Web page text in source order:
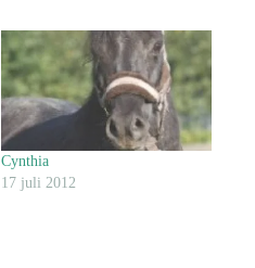
Cynthia
17 juli 2012